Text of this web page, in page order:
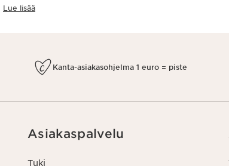
Lue lisää
Kanta-asiakasohjelma 1 euro = piste
Asiakaspalvelu
Tuki